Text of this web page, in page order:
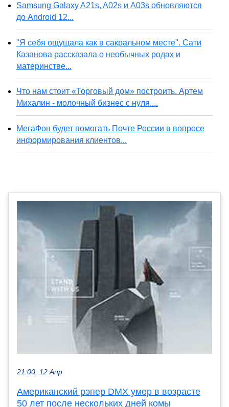
Samsung Galaxy A21s, A02s и A03s обновляются
до Android 12...
"Я себя ощущала как в сакральном месте". Сати
Казанова рассказала о необычных родах и
материнстве...
Что нам стоит «Торговый дом» построить. Артем
Михалин - молочный бизнес с нуля....
МегаФон будет помогать Почте России в вопросе
информирования клиентов...
21:00, 12 Апр
Американский рэпер DMX умер в возрасте
50 лет после нескольких дней комы